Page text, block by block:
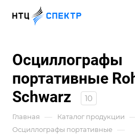
Осциллографы
портативные
Schwarz
10
Главная — Каталог продукции
Осциллографы портативные —